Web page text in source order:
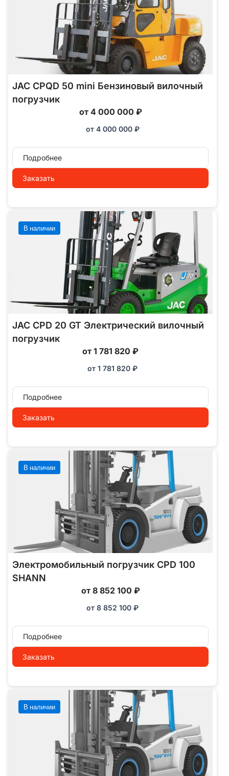
JAC CPQD 50 mini Бензиновый вилочный
погрузчик
от 4 000 000 ₽
от 4 000 000 ₽
Подробнее
Заказать
В наличии
JAC CPD 20 GT Электрический вилочный
погрузчик
от 1 781 820 ₽
от 1 781 820 ₽
Подробнее
Заказать
В наличии
Электромобильный погрузчик CPD 100
SHANN
от 8 852 100 ₽
от 8 852 100 ₽
Подробнее
Заказать
В наличии